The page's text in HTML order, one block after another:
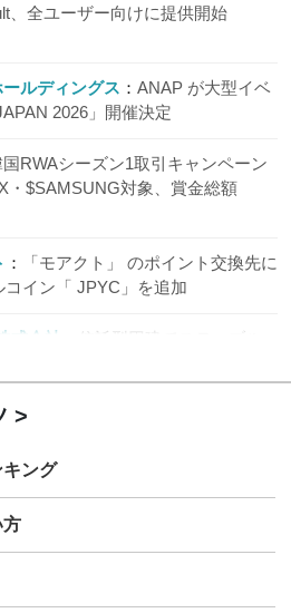
、全ユーザー向けに提供開始
ルディングス
ANAP が大型イベ
2026」開催決定
RWAシーズン1取引キャンペーン
・$SAMSUNG対象、賞金総額
「モアクト」 のポイント交換先に
コイン「 JPYC」を追加
式会社
信託型円建てステーブル
ング
方